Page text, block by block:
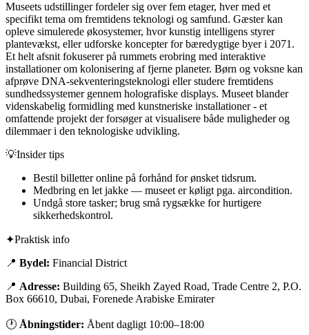
Museets udstillinger fordeler sig over fem etager, hver med et
specifikt tema om fremtidens teknologi og samfund. Gæster kan
opleve simulerede økosystemer, hvor kunstig intelligens styrer
plantevækst, eller udforske koncepter for bæredygtige byer i 2071.
Et helt afsnit fokuserer på rummets erobring med interaktive
installationer om kolonisering af fjerne planeter. Børn og voksne kan
afprøve DNA-sekventeringsteknologi eller studere fremtidens
sundhedssystemer gennem holografiske displays. Museet blander
videnskabelig formidling med kunstneriske installationer - et
omfattende projekt der forsøger at visualisere både muligheder og
dilemmaer i den teknologiske udvikling.
💡Insider tips
Bestil billetter online på forhånd for ønsket tidsrum.
Medbring en let jakke — museet er køligt pga. aircondition.
Undgå store tasker; brug små rygsække for hurtigere
sikkerhedskontrol.
✦Praktisk info
📍 Bydel: Financial District
📍 Adresse: Building 65, Sheikh Zayed Road, Trade Centre 2, P.O.
Box 66610, Dubai, Forenede Arabiske Emirater
🕐 Åbningstider: Åbent dagligt 10:00–18:00